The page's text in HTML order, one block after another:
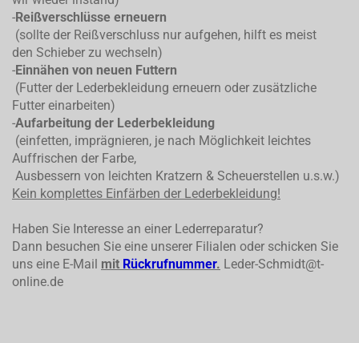
-Reißverschlüsse erneuern
(sollte der Reißverschluss nur aufgehen, hilft es meist
den Schieber zu wechseln)
-Einnähen von neuen Futtern
(Futter der Lederbekleidung erneuern oder zusätzliche
Futter einarbeiten)
-Aufarbeitung der Lederbekleidung
(einfetten, imprägnieren, je nach Möglichkeit leichtes
Auffrischen der Farbe,
Ausbessern von leichten Kratzern & Scheuerstellen u.s.w.)
Kein komplettes Einfärben der Lederbekleidung!
Haben Sie Interesse an einer Lederreparatur?
Dann besuchen Sie eine unserer Filialen oder schicken Sie
uns eine E-Mail mit Rückrufnummer. Leder-Schmidt@t-
online.de